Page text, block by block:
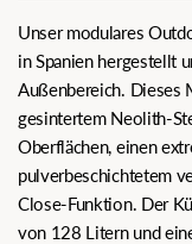
Unser modulares
in Spanien hergestellt
Außenbereich. Dieses
gesintertem Neolith-
Oberflächen, einen
pulverbeschichtetem
Close-Funktion. Der
von 128 Litern und